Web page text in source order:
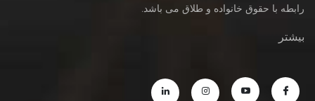
رابطه با حقوق خانواده و طلاق می باشد.
بیشتر